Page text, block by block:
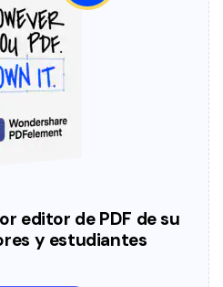
editor de PDF de su
y estudiantes